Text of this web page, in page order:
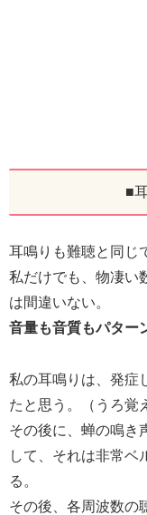
■
耳鳴りも難聴と同じ
私だけでも、物凄い
は間違いない。
音量も音質もパター
私の耳鳴りは、発症
たと思う。（うろ覚
その後に、蝉の鳴き
して、それは非常ベ
る。
その後、各周波数の